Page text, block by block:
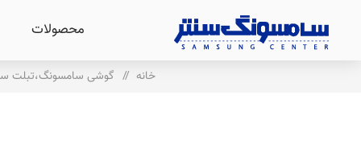
محصولات
خانه / گوشی سامسونگ،تبلت